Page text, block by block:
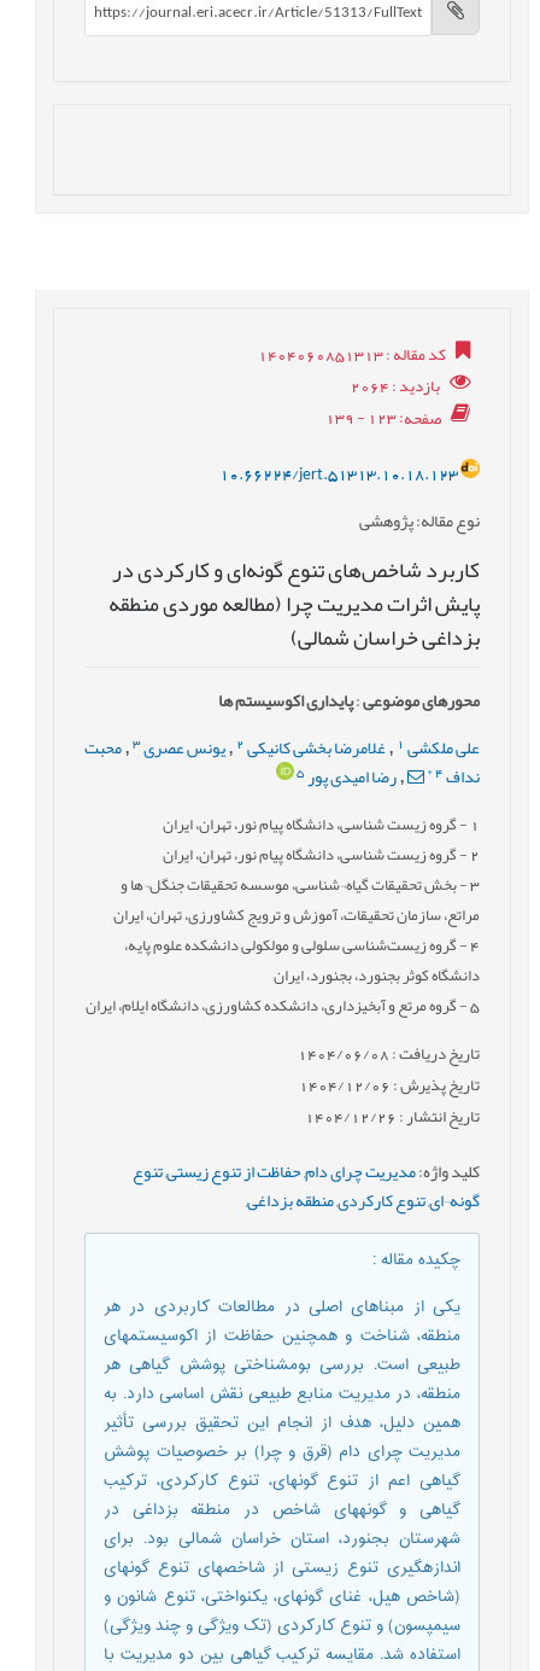
کد مقاله: 1404060851313
بازدید: 2064
صفحه: 123 - 139
10.66224/jert.51313.10.18.123
نوع مقاله: پژوهشی
کاربرد شاخص‌های تنوع گونه‌ای و کارکردی در
پایش اثرات مدیریت چرا (مطالعه موردی منطقه
بزداغی خراسان شمالی)
محورهای موضوعی:پایداری اکوسیستم ها
علی ملکشی , غلامرضا بخشی کانیکی 2
, یونس عصری 3
,محبت
نداف4
*
,رضا امیدی پور 5
- گروه زیست شناسی، دانشگاه پیام نور، تهران، ایران
2- گروه زیست شناسی، دانشگاه پیام نور، تهران، ایران
3- بخش تحقیقات گیاه¬شناسی، موسسه تحقیقات جنگل¬ها و
مراتع، سازمان تحقیقات، آموزش و ترویج کشاورزی، تهران، ایران
4- گروه زیست‌شناسی سلولی و مولکولی دانشکده علوم پایه،
دانشگاه کوثر بجنورد، بجنورد، ایران
5- گروه مرتع و آبخیزداری، دانشکده کشاورزی، دانشگاه ایلام، ایران
تاریخ دریافت : 1404/06/08
تاریخ پذیرش : 1404/12/06
تاریخ انتشار : 1404/12/26
کلید واژه:مدیریت چرای دام,حفاظت از تنوع زیستی,تنوع
گونه¬ای,تنوع کارکردی,منطقه بزداغی,
چکیده مقاله:
یکی از مبناهای اصلی در مطالعات کاربردی در هر
منطقه، شناخت و همچنین حفاظت از اکوسیستم‎های
طبیعی است. بررسی بوم­شناختی پوشش گياهی هر
منطقه، در مدیریت منابع طبیعی نقش اساسی دارد. به
همین دلیل، هدف از انجام اين تحقيق بررسی تأثیر
مدیریت چرای دام (قرق و چرا) بر خصوصیات پوشش
گیاهی اعم از تنوع گونه­ای، تنوع کارکردی، ترکیب
گیاهی و گونه­های شاخص در منطقه بزداغی در
شهرستان بجنورد، استان خراسان شمالی بود. برای
اندازه­گیری تنوع زیستی از شاخص­های تنوع گونه­ای
(شاخص هیل، غنای گونه­ای، یکنواختی، تنوع شانون و
سیمپسون) و تنوع کارکردی (تک ویژگی و چند ویژگی)
استفاده شد. مقایسه ترکیب گیاهی بین دو مدیریت با